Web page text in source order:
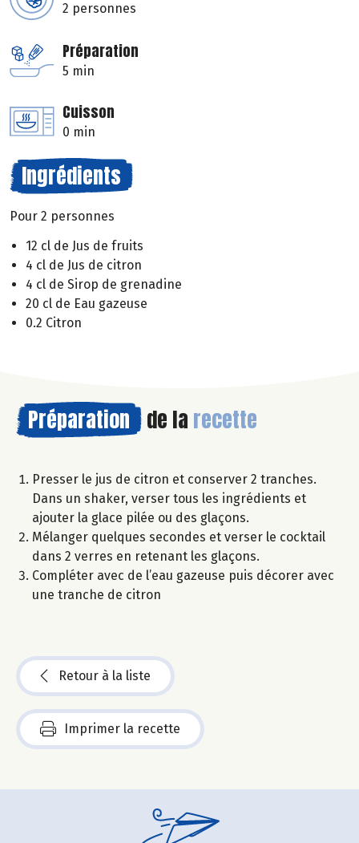
2 personnes
Préparation
5 min
Cuisson
0 min
Ingrédients
Pour 2 personnes
12 cl de Jus de fruits
4 cl de Jus de citron
4 cl de Sirop de grenadine
20 cl de Eau gazeuse
0.2 Citron
Préparation de la recette
Presser le jus de citron et conserver 2 tranches.
Dans un shaker, verser tous les ingrédients et
ajouter la glace pilée ou des glaçons.
Mélanger quelques secondes et verser le cocktail
dans 2 verres en retenant les glaçons.
Compléter avec de l’eau gazeuse puis décorer avec
une tranche de citron
Retour à la liste
Imprimer la recette